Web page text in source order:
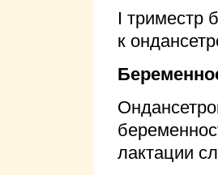
I триместр
к
лактации